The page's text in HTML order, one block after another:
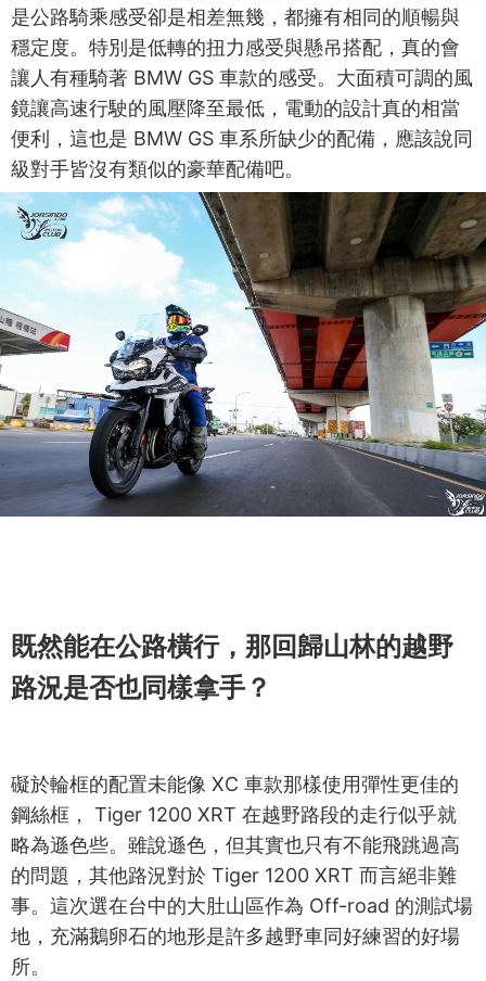
是公路騎乘感受卻是相差無幾，都擁有相同的順暢與
穩定度。特別是低轉的扭力感受與懸吊搭配，真的會
讓人有種騎著 BMW GS 車款的感受。大面積可調的風
鏡讓高速行駛的風壓降至最低，電動的設計真的相當
便利，這也是 BMW GS 車系所缺少的配備，應該說同
級對手皆沒有類似的豪華配備吧。
既然能在公路橫行，那回歸山林的越野
路況是否也同樣拿手？
礙於輪框的配置未能像 XC 車款那樣使用彈性更佳的
鋼絲框， Tiger 1200 XRT 在越野路段的走行似乎就
略為遜色些。雖說遜色，但其實也只有不能飛跳過高
的問題，其他路況對於 Tiger 1200 XRT 而言絕非難
事。這次選在台中的大肚山區作為 Off-road 的測試場
地，充滿鵝卵石的地形是許多越野車同好練習的好場
所。